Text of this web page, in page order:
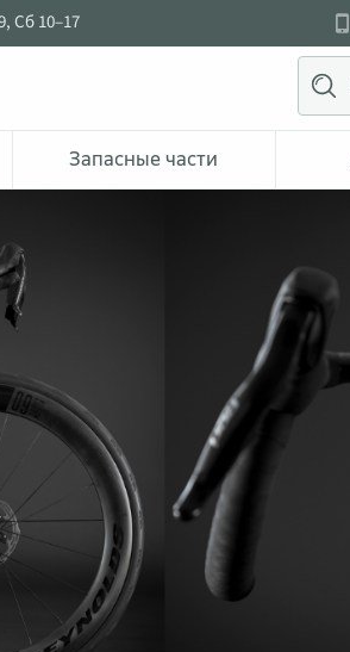
Сб 10–17
Запасные части